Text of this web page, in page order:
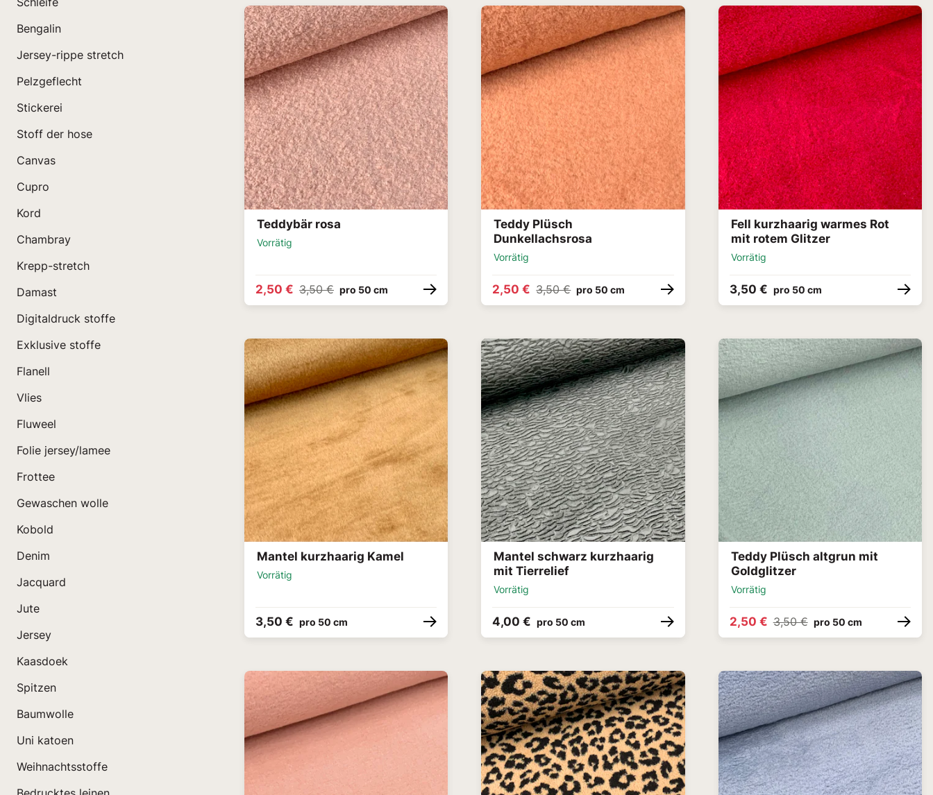
Bengalin
Jersey-rippe stretch
Pelzgeflecht
Stickerei
Stoff der hose
Canvas
Cupro
Kord
Chambray
Krepp-stretch
Damast
Digitaldruck stoffe
Exklusive stoffe
Flanell
Vlies
Fluweel
Folie jersey/lamee
Frottee
Gewaschen wolle
Kobold
Denim
Jacquard
Jute
Jersey
Kaasdoek
Spitzen
Baumwolle
Uni katoen
Weihnachtsstoffe
Teddybär rosa
Vorrätig
2,50 € 3,50 € pro 50 cm
Teddy Plüsch
Dunkellachsrosa
Vorrätig
2,50 € 3,50 € pro 50 cm
Fell kurzhaarig warmes Rot
mit rotem Glitzer
Vorrätig
3,50 € pro 50 cm
Mantel kurzhaarig Kamel
Vorrätig
3,50 € pro 50 cm
Mantel schwarz kurzhaarig
mit Tierrelief
Vorrätig
4,00 € pro 50 cm
Teddy Plüsch altgrun mit
Goldglitzer
Vorrätig
2,50 € 3,50 € pro 50 cm